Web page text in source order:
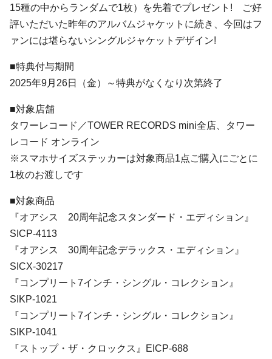
15種の中からランダムで1枚）を先着でプレゼント! ご好
評いただいた昨年のアルバムジャケットに続き、今回はフ
ァンには堪らないシングルジャケットデザイン!
■特典付与期間
2025年9月26日（金）～特典がなくなり次第終了
■対象店舗
タワーレコード／TOWER RECORDS mini全店、タワー
レコード オンライン
※スマホサイズステッカーは対象商品1点ご購入にごとに
1枚のお渡しです
■対象商品
『オアシス 20周年記念スタンダード・エディション』
SICP-4113
『オアシス 30周年記念デラックス・エディション』
SICX-30217
『コンプリート7インチ・シングル・コレクション』
SIKP-1021
『コンプリート7インチ・シングル・コレクション』
SIKP-1041
『ストップ・ザ・クロックス』EICP-688